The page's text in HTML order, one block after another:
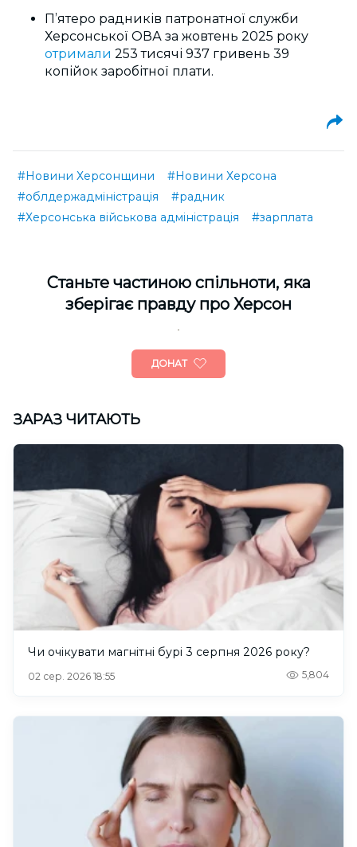
П’ятеро радників патронатної служби
Херсонської ОВА за жовтень 2025 року
отримали 253 тисячі 937 гривень 39
копійок заробітної плати.
#Новини Херсонщини
#Новини Херсона
#облдержадміністрація
#радник
#Херсонська військова адміністрація
#зарплата
Cтаньте частиною спільноти, яка
зберігає правду про Херсон
ДОНАТ
ЗАРАЗ ЧИТАЮТЬ
Чи очікувати магнітні бурі 3 серпня 2026 року?
02 сер. 2026 18:55 5,804